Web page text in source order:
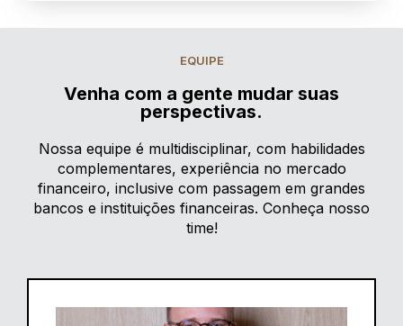
EQUIPE
Venha com a gente mudar suas
perspectivas.
Nossa equipe é multidisciplinar, com habilidades
complementares, experiência no mercado
financeiro, inclusive com passagem em grandes
bancos e instituições financeiras. Conheça nosso
time!